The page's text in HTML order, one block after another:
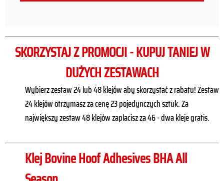
SKORZYSTAJ Z PROMOCJI - KUPUJ TANIEJ W
DUŻYCH ZESTAWACH
Wybierz zestaw 24 lub 48 klejów aby skorzystać z rabatu! Zestaw
24 klejów otrzymasz za cenę 23 pojedynczych sztuk. Za
największy zestaw 48 klejów zaplacisz za 46 - dwa kleje gratis.
Klej Bovine Hoof Adhesives BHA All